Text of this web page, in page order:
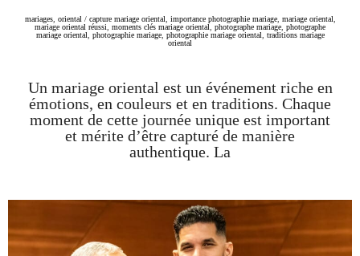
mariages, oriental / capture mariage oriental importance photographie mariage, mariage oriental
mariage oriental réussi
moments clés mariage oriental photographe mariage photographe
mariage oriental
photographie mariage, photographie mariage oriental
traditions mariage
oriental
Un mariage oriental est un événement riche en
émotions, en couleurs et en traditions. Chaque
moment de cette journée unique est important
et mérite d’être capturé de manière
authentique. La